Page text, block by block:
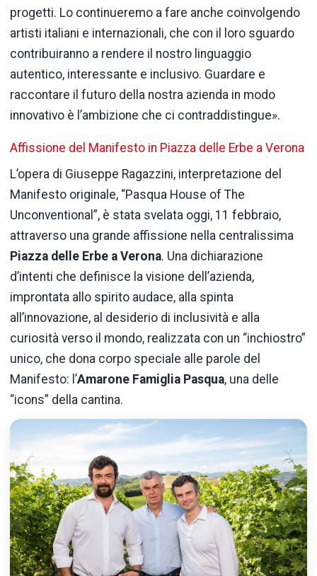
progetti. Lo continueremo a fare anche coinvolgendo
artisti italiani e internazionali, che con il loro sguardo
contribuiranno a rendere il nostro linguaggio
autentico, interessante e inclusivo. Guardare e
raccontare il futuro della nostra azienda in modo
innovativo è l’ambizione che ci contraddistingue».
Affissione del Manifesto in Piazza delle Erbe a Verona
L’opera di Giuseppe Ragazzini, interpretazione del
Manifesto originale, “Pasqua House of The
Unconventional”, è stata svelata oggi, 11 febbraio,
attraverso una grande affissione nella centralissima
Piazza delle Erbe a Verona. Una dichiarazione
d’intenti che definisce la visione dell’azienda,
improntata allo spirito audace, alla spinta
all’innovazione, al desiderio di inclusività e alla
curiosità verso il mondo, realizzata con un “inchiostro”
unico, che dona corpo speciale alle parole del
Manifesto: l’Amarone Famiglia Pasqua, una delle
“icons” della cantina.